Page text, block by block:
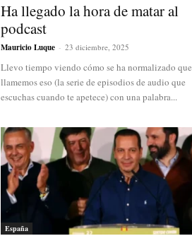
Ha llegado la hora de matar al
podcast
Mauricio Luque - 23 diciembre, 2025
Llevo tiempo viendo cómo se ha normalizado que
llamemos eso (la serie de episodios de audio que
escuchas cuando te apetece) con una palabra...
España